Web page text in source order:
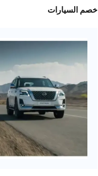
خصم السيارات